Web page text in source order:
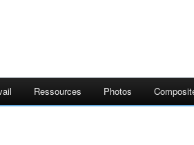
Ressources Photos